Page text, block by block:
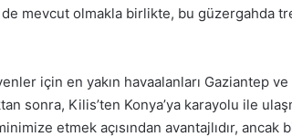
mevcut olmakla birlikte, bu güzergahda
için en yakın havaalanları Gaziantep ve
sonra, Kilis’ten Konya’ya karayolu ile
etmek açısından avantajlıdır, ancak